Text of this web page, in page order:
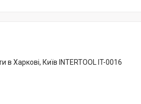
в Харкові, Київ INTERTOOL IT-0016